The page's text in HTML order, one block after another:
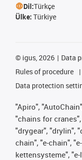
Dil:Türkçe
Ülke: Türkiye
© igus, 2026 Data
Rules of procedure
Data protection
"Apiro",
"chains for
"drygear", "drylin",
chain", "e-chain",
kettensysteme",